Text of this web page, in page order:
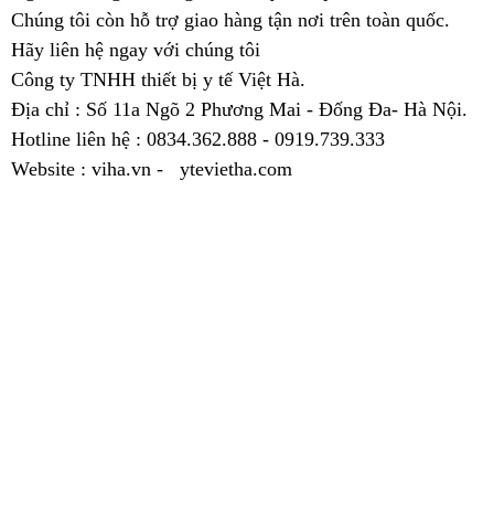
Chúng tôi còn hỗ trợ giao hàng tận nơi trên toàn quốc.
Hãy liên hệ ngay với chúng tôi
Công ty TNHH thiết bị y tế Việt Hà.
Địa chỉ : Số 11a Ngõ 2 Phương Mai - Đống Đa- Hà Nội.
Hotline liên hệ : 0834.362.888 - 0919.739.333
Website : viha.vn - ytevietha.com